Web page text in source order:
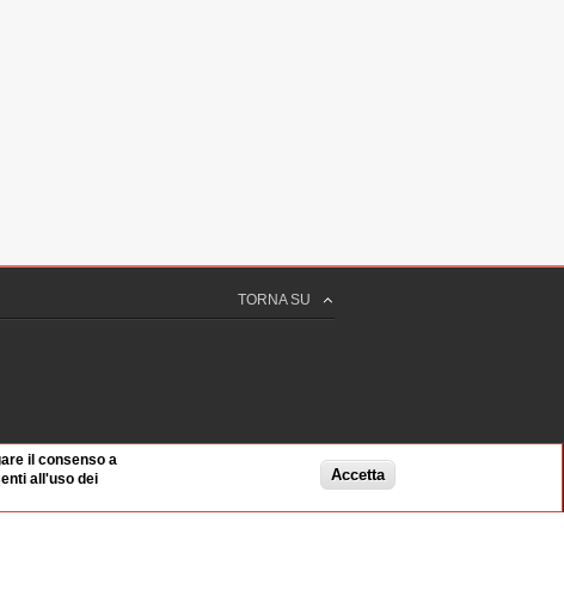
TORNA SU
il consenso a
all'uso dei
Accetta